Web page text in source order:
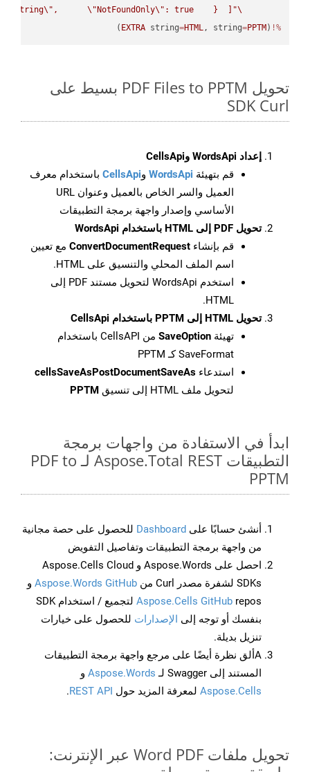
\"
string\" , \" NotFoundOnly\" : true    }  ]}"
%!
(
EXTRA string=HTML, string=PPTM
)
تحويل PDF Files to PPTM بسيط على
SDK Curl
إعداد WordsApi وCellsApi
قم بتهيئة WordsApi وCellsApi باستخدام معرف
العميل والسر الخاص بالعميل وعنوان URL
الأساسي وإصدار واجهة برمجة التطبيقات
تحويل PDF إلى HTML باستخدام WordsApi
قم بإنشاء ConvertDocumentRequest مع تعيين
اسم الملف المحلي والتنسيق على HTML.
استخدم WordsApi لتحويل مستند PDF إلى
HTML.
تحويل HTML إلى PPTM باستخدام CellsApi
تهيئة SaveOption
من CellsAPI باستخدام
SaveFormat كـ PPTM
استدعاء cellsSaveAsPostDocumentSaveAs
لتحويل ملف HTML إلى تنسيق
PPTM
ابدأ في الاستفادة من واجهات برمجة
التطبيقات Aspose.Total REST لـ PDF to
PPTM
أنشئ حسابًا على Dashboard للحصول على حصة مجانية
من واجهة برمجة التطبيقات وتفاصيل التفويض
احصل على Aspose.Words و Aspose.Cells Cloud
SDKs لشفرة مصدر Curl من
Aspose.Words GitHub و
Aspose.Cells GitHub
repos لتجميع / استخدام SDK
بنفسك أو توجه إلى الإصدارات للحصول على خيارات
تنزيل بديلة.
Aألق نظرة أيضًا على مرجع واجهة برمجة التطبيقات
المستند إلى Swagger لـ
Aspose.Words و
Aspose.Cells لمعرفة المزيد حول REST API
.
تحويل ملفات Word PDF عبر الإنترنت: